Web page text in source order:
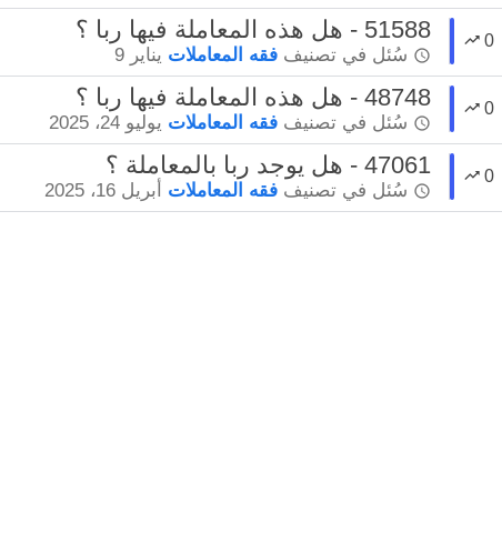
0 51588 - هل هذه المعاملة فيها ربا ؟
سُئل في تصنيف فقه المعاملات يناير 9
0 48748 - هل هذه المعاملة فيها ربا ؟
سُئل في تصنيف فقه المعاملات يوليو 24، 2025
0 47061 - هل يوجد ربا بالمعاملة ؟
سُئل في تصنيف فقه المعاملات أبريل 16، 2025